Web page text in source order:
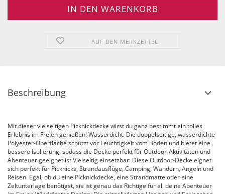
AUF DEN MERKZETTEL
Beschreibung
Mit dieser vielseitigen Picknickdecke wirst du ganz bestimmt ein tolles
Erlebnis im Freien genießen! Wasserdicht: Die doppelseitige, wasserdichte
Polyester-Oberfläche schützt vor Feuchtigkeit vom Boden und bietet eine
bessere Isolierung, sodass die Decke perfekt für Outdoor-Aktivitäten und
Abenteuer geeignet ist.Vielseitig einsetzbar: Diese Outdoor-Decke eignet
sich perfekt für Picknicks, Strandausflüge, Camping, Wandern, Angeln und
Reisen. Egal, ob du eine Picknickdecke, eine Strandmatte oder eine
Zeltunterlage benötigst, sie ist genau das Richtige für all deine Abenteuer